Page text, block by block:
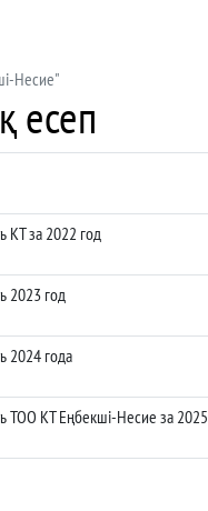
Несие"
есеп
КТ за 2022 год
2023 год
2024 года
ТОО КТ Еңбекші-Несие за 2025